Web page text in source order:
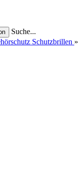
Suche...
Schutzbrillen »